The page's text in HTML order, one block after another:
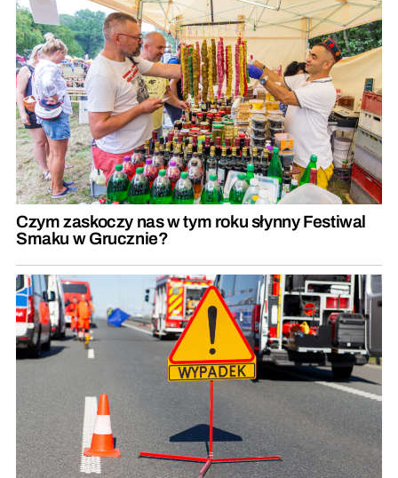
Czym zaskoczy nas w tym roku słynny Festiwal
Smaku w Grucznie?